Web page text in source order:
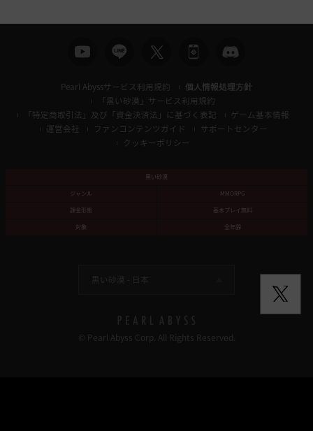
Pearl Abyssサービス利用規約
個人情報処理方針
「黒い砂漠」サービス利用規約
「特定商取引法」及び「資金決済法」に基づく表記
ゲーム基本情報
運営会社
ファンコンテンツガイド
サポートセンター
クッキーポリシー
黒い砂漠
ジャンル
MMORPG
課金形態
基本プレイ無料
対象
全年齢
黒い砂漠 - 日本
© Pearl Abyss Corp. All Rights Reserved.